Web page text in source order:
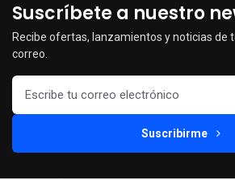
Suscríbete a nuestro
Recibe ofertas, lanzamientos y noticias de
correo.
Suscribirme